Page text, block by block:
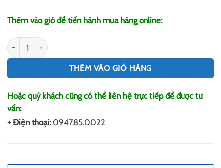
Thêm vào giỏ để tiến hành mua hàng online:
In Background Mừng Thọ số lượng
THÊM VÀO GIỎ HÀNG
Hoặc quý khách cũng có thể liên hệ trực tiếp để được tư
vấn:
+ Điện thoại: 0947.85.0022